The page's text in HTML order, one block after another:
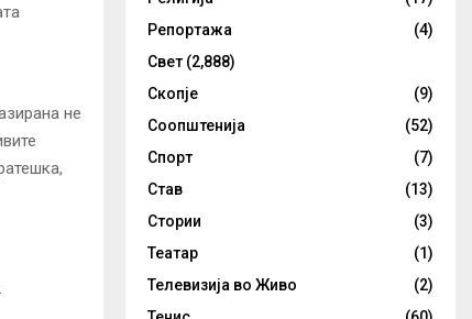
не
Репортажа
(4)
Свет (2,888)
Скопје
(9)
Соопштенија
(52)
Спорт
(7)
Став
(13)
Стории
(3)
Театар
(1)
Телевизија во Живо
(2)